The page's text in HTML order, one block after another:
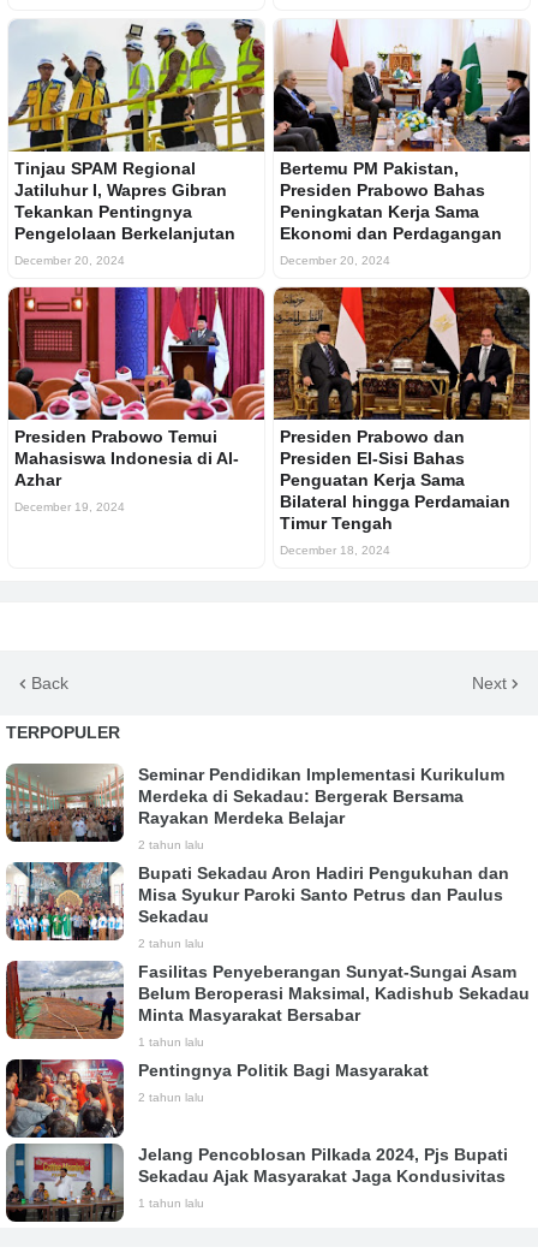
Tinjau SPAM Regional
Jatiluhur I, Wapres Gibran
Tekankan Pentingnya
Pengelolaan Berkelanjutan
December 20, 2024
Bertemu PM Pakistan,
Presiden Prabowo Bahas
Peningkatan Kerja Sama
Ekonomi dan Perdagangan
December 20, 2024
Presiden Prabowo Temui
Mahasiswa Indonesia di Al-
Azhar
December 19, 2024
Presiden Prabowo dan
Presiden El-Sisi Bahas
Penguatan Kerja Sama
Bilateral hingga Perdamaian
Timur Tengah
December 18, 2024
Back Next
TERPOPULER
Seminar Pendidikan Implementasi Kurikulum
Merdeka di Sekadau: Bergerak Bersama
Rayakan Merdeka Belajar
2 tahun lalu
Bupati Sekadau Aron Hadiri Pengukuhan dan
Misa Syukur Paroki Santo Petrus dan Paulus
Sekadau
2 tahun lalu
Fasilitas Penyeberangan Sunyat-Sungai Asam
Belum Beroperasi Maksimal, Kadishub Sekadau
Minta Masyarakat Bersabar
1 tahun lalu
Pentingnya Politik Bagi Masyarakat
2 tahun lalu
Jelang Pencoblosan Pilkada 2024, Pjs Bupati
Sekadau Ajak Masyarakat Jaga Kondusivitas
1 tahun lalu